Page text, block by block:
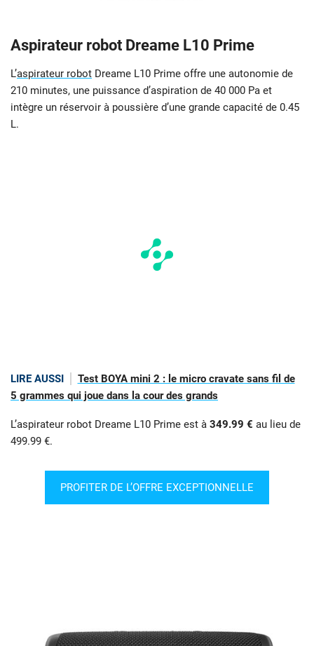
Aspirateur robot Dreame L10 Prime
L’aspirateur robot Dreame L10 Prime offre une autonomie de
210 minutes, une puissance d’aspiration de 40 000 Pa et
intègre un réservoir à poussière d’une grande capacité de 0.45
L.
LIRE AUSSI
Test BOYA mini 2 : le micro cravate sans fil de
5 grammes qui joue dans la cour des grands
L’aspirateur robot Dreame L10 Prime est à 349.99 € au lieu de
499.99 €.
PROFITER DE L’OFFRE EXCEPTIONNELLE